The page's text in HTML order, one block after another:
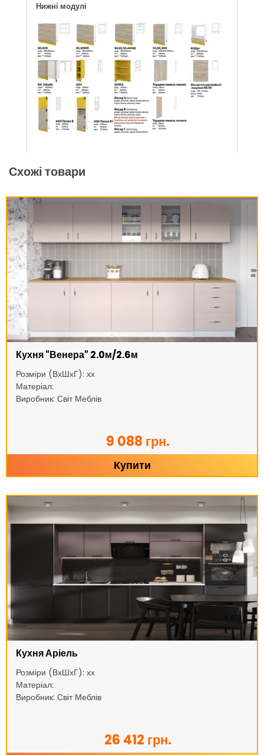
Нижні модулі
Схожі товари
Кухня "Венера" 2.0м/2.6м
Розміри (ВхШхГ): хх
Матеріал:
Виробник: Світ Меблів
9 088 грн.
Купити
Кухня Аріель
Розміри (ВхШхГ): хх
Матеріал:
Виробник: Світ Меблів
26 412 грн.